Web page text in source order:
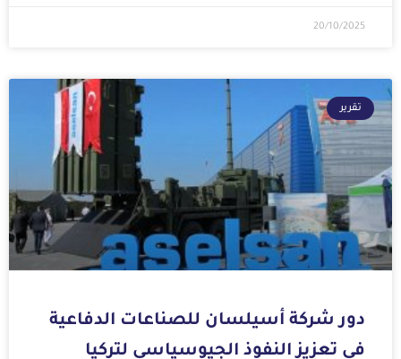
20/10/2025
تقرير
دور شركة أسيلسان للصناعات الدفاعية
في تعزيز النفوذ الجيوسياسي لتركيا